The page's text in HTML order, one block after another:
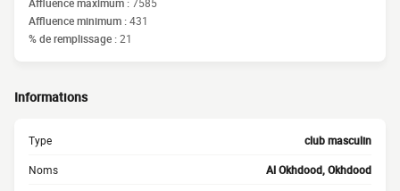
Affluence minimum :431
% de remplissage :21
Informations
Type club masculin
Noms Al Okhdood, Okhdood